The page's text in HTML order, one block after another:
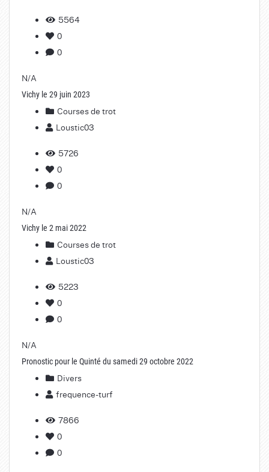
5564
0
0
N/A
Vichy le 29 juin 2023
Courses de trot
Loustic03
5726
0
0
N/A
Vichy le 2 mai 2022
Courses de trot
Loustic03
5223
0
0
N/A
Pronostic pour le Quinté du samedi 29 octobre 2022
Divers
frequence-turf
7866
0
0